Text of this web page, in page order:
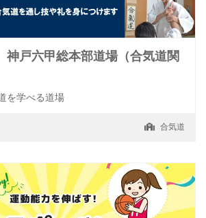
戸六甲総本部道場（合気道関
を学べる道場
合気道